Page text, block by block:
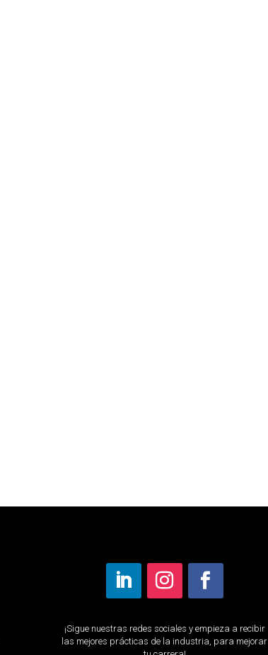
¡Sigue nuestras redes sociales y empieza a recibir
las mejores prácticas de la industria, para mejorar